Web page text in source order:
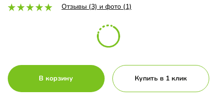
Отзывы (3) и фото (1)
В корзину Купить в 1 клик